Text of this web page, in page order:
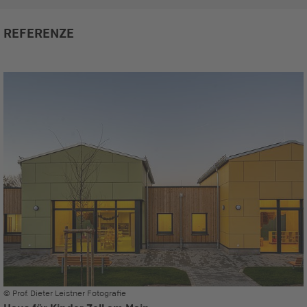
REFERENZE
© Prof. Dieter Leistner Fotografie